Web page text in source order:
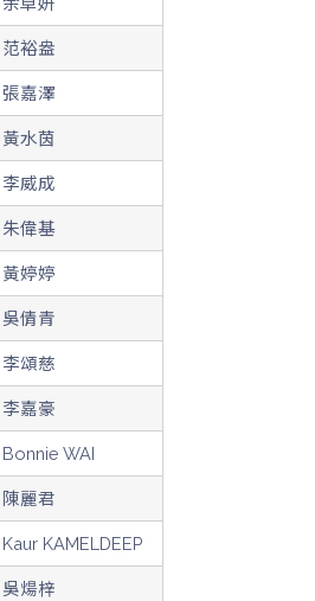
范裕盎
張嘉澤
黃水茵
李威成
朱偉基
黃婷婷
吳倩青
李頌慈
李嘉豪
Bonnie WAI
陳麗君
Kaur KAMELDEEP
吳煬梓